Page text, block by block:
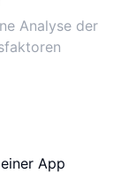
Analyse der
App